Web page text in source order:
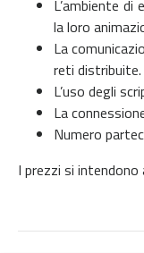
L’ambiente
la loro
La
reti distribuite.
L’uso degli
La
Numero
I prezzi si intendono